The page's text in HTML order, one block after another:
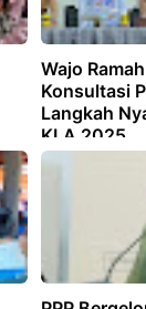
Wajo
Konsultasi
Langkah
KLA 2025